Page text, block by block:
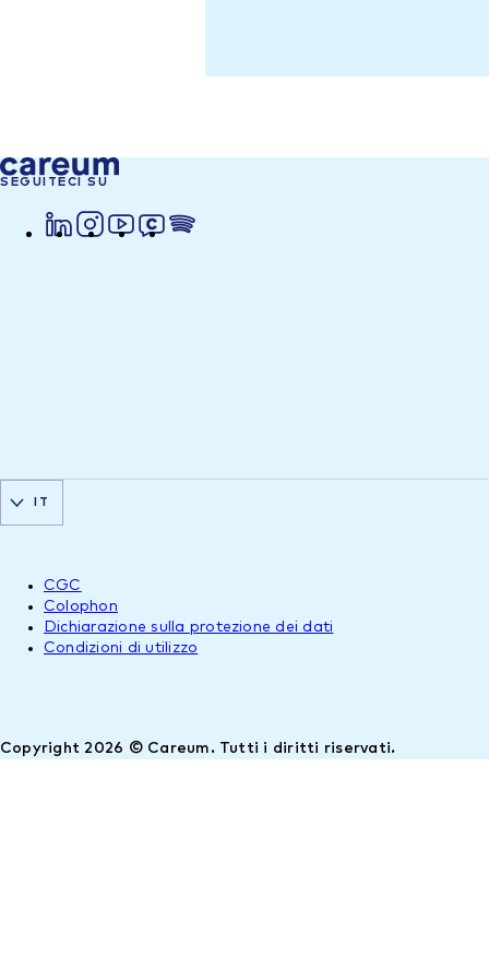
SEGUITECI SU
Copyright 2026 © Careum. Tutti i diritti riservati.
CGC
Colophon
Dichiarazione sulla protezione dei dati
Condizioni di utilizzo
IT